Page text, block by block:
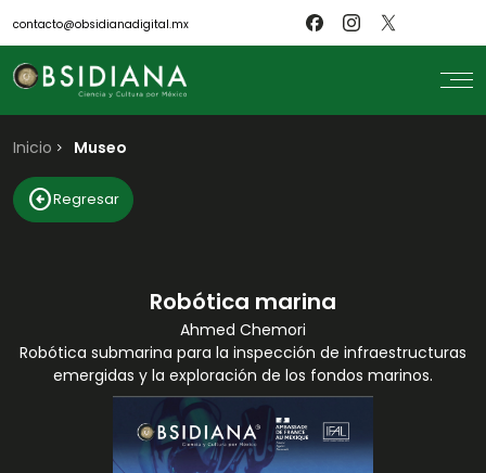
contacto@obsidianadigital.mx
search
Inicio
Nosotros
Revistas
Inicio Museo
arrow_circle_leftRegresar
Robótica marina
Ahmed Chemori
Robótica submarina para la inspección de infraestructuras
emergidas y la exploración de los fondos marinos.